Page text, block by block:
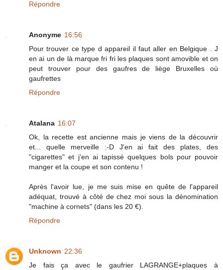
Répondre
Anonyme 16:56
Pour trouver ce type d appareil il faut aller en Belgique . J
en ai un de là marque fri fri les plaques sont amovible et on
peut trouver pour des gaufres de liège Bruxelles où
gaufrettes
Répondre
Atalana 16:07
Ok, la recette est ancienne mais je viens de la découvrir
et... quelle merveille :-D J'en ai fait des plates, des
"cigarettes" et j'en ai tapissé quelques bols pour pouvoir
manger et la coupe et son contenu !
Après l'avoir lue, je me suis mise en quête de l'appareil
adéquat, trouvé à côté de chez moi sous la dénomination
"machine à cornets" (dans les 20 €).
Répondre
Unknown 22:36
Je fais ça avec le gaufrier LAGRANGE+plaques à